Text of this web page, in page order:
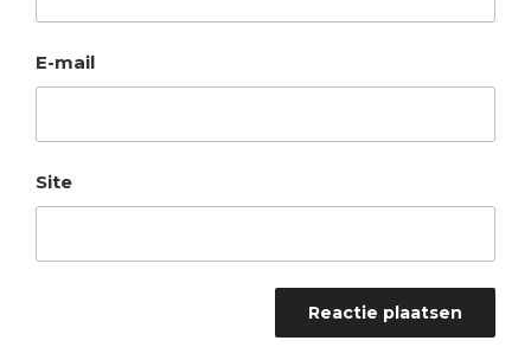
E-mail
Site